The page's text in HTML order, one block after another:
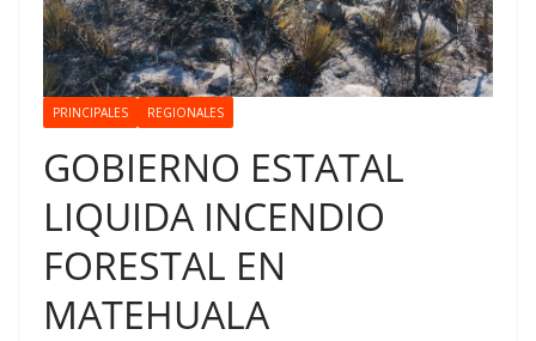
PRINCIPALES REGIONALES
GOBIERNO ESTATAL
LIQUIDA INCENDIO
FORESTAL EN
MATEHUALA